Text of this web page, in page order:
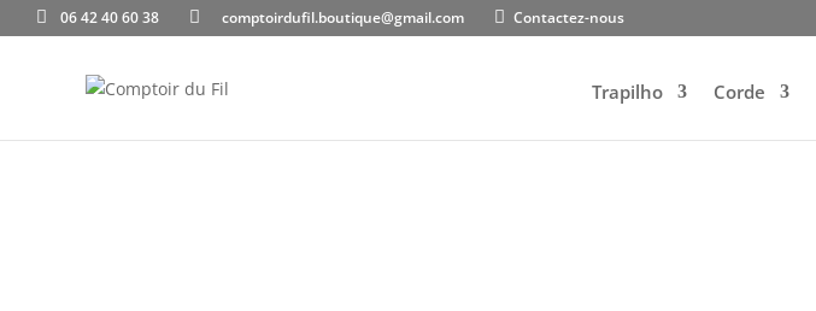
06 42 40 60 38 comptoirdufil.boutique@gmail.com Contactez-nous
Trapilho Corde